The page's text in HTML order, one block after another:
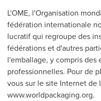
L'OME, l'Organisation
fédération internationale
lucratif qui regroupe des
fédérations et d'autres
l'emballage, y compris des
professionnelles. Pour de
vous sur le site Internet de
www.worldpackaging.org.